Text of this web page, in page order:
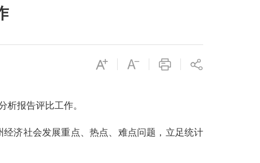
析报告评比工作。
济社会发展重点、热点、难点问题，立足统计